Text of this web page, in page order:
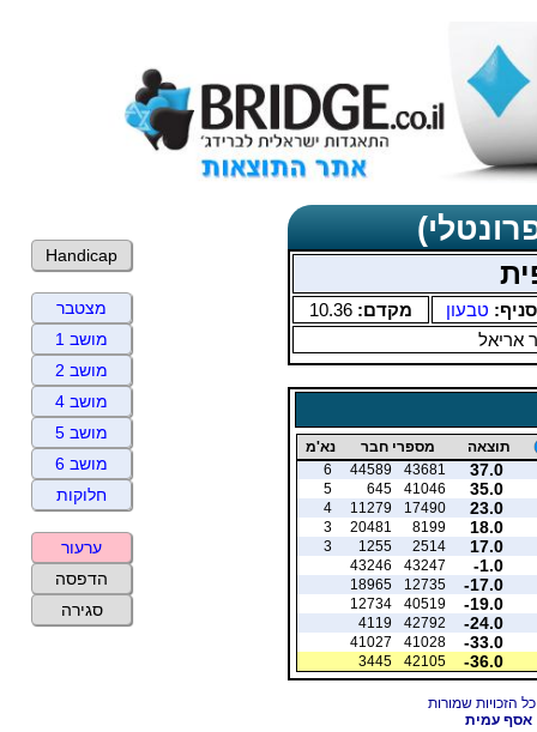
סניף: טבעון מקדם: 10.36
אריאל
תוצאה מספרי חבר נא'מ
37.0
43681
44589
6
35.0
41046
645
5
23.0
17490
11279
4
18.0
8199
20481
3
17.0
2514
1255
3
-1.0
43247
43246
-17.0
12735
18965
-19.0
40519
12734
-24.0
42792
4119
-33.0
41028
41027
-36.0
42105
3445
אסף עמית
Handicap
מצטבר
מושב 1
מושב 2
מושב 4
מושב 5
מושב 6
חלוקות
ערעור
הדפסה
סגירה